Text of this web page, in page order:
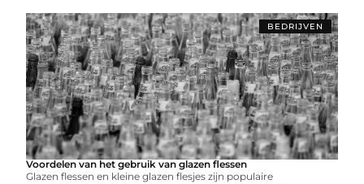
BEDRIJVEN
Voordelen van het gebruik van glazen flessen
Glazen flessen en kleine glazen flesjes zijn populaire